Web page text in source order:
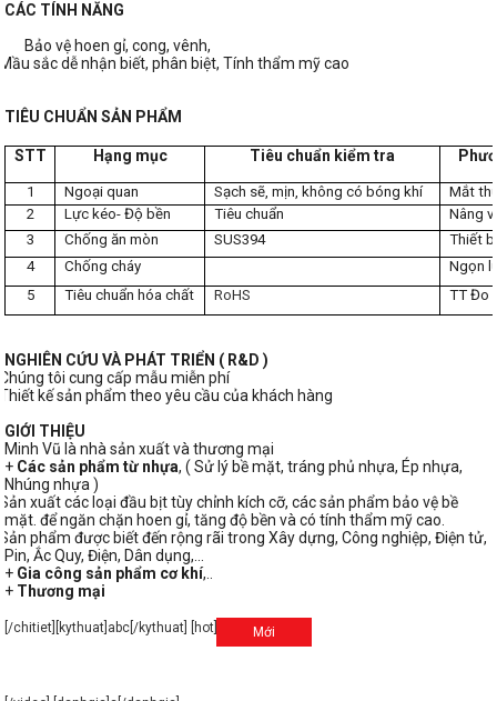
CÁC TÍNH NĂNG
Bảo vệ hoen gỉ, cong, vênh,
Mầu sắc dễ nhận biết, phân biệt, Tính thẩm mỹ cao
TIÊU CHUẨN SẢN PHẨM
STT Hạng mục Tiêu chuẩn kiểm tra
1 Ngoại quan Sạch sẽ, mịn, không có bóng khí
Mắt
2
Lực kéo- Độ bền Tiêu chuẩn
Nâng
3
Chống ăn mòn SUS394
Thiết bị
4
Chống cháy
Ngọn
5
Tiêu chuẩn hóa chất RoHS TT Đo
NGHIÊN CỨU VÀ PHÁT TRIỂN ( R&D )
Chúng tôi cung cấp mẫu miễn phí
Thiết kế sản phẩm theo yêu cầu của khách hàng
GIỚI THIỆU
Minh Vũ là nhà sản xuất và thương mại
+ Các sản phẩm từ nhựa, ( Sử lý bề mặt, tráng phủ nhựa, Ép nhựa,
Nhúng nhựa )
Sản xuất các loại đầu bịt tùy chỉnh kích cỡ, các sản phẩm bảo vệ bề
mặt. để ngăn chặn hoen gỉ, tăng độ bền và có tính thẩm mỹ cao.
Sản phẩm được biết đến rộng rãi trong Xây dựng, Công nghiệp, Điện tử,
Pin, Ắc Quy, Điện, Dân dụng,…
+ Gia công sản phẩm cơ khí,..
+ Thương mại
[/chitiet][kythuat]abc[/kythuat] [hot] Mới
[/hot] [video]